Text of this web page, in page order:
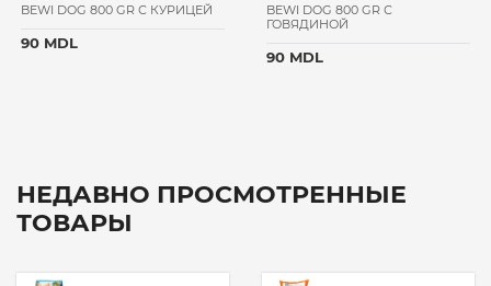
BEWI DOG 800 GR С КУРИЦЕЙ
90 MDL
BEWI DOG 800 GR С
ГОВЯДИНОЙ
90 MDL
НЕДАВНО ПРОСМОТРЕННЫЕ
ТОВАРЫ